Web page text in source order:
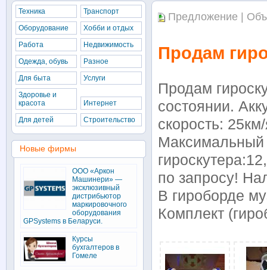
Предложение |
Продам
Продам
состоянии.
скорость:
Максимальный
по запросу!
В гироборде
Комплект
Техника
Транспорт
Оборудование
Хобби и отдых
Работа
Недвижимость
Одежда, обувь
Разное
Для быта
Услуги
Здоровье и
красота
Интернет
Для детей
Строительство
Новые фирмы
ООО «Аркон
Машинери» —
эксклюзивный
дистрибьютор
маркировочного
оборудования
GPSystems в Беларуси.
Курсы
бухгалтеров в
Гомеле